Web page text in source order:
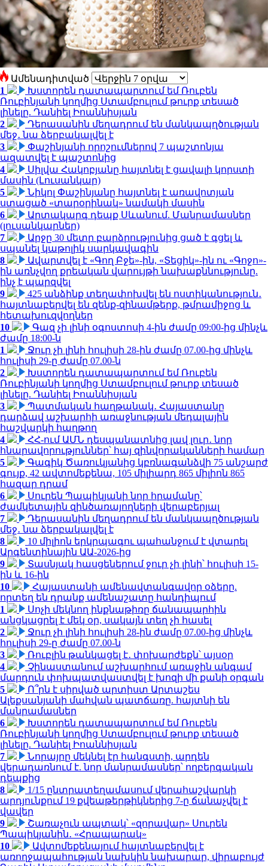
Ամենադիտված
1
Խստորեն դատապարտում եմ Ռուբեն
Ռուբինյանի կողմից Ստամբուլում թուրք տեսած
լինելը. Դանիել Իոաննիսյան
2
Դերասանին մեղադրում են մանկապղծության
մեջ․ նա ձերբակալվել է
3
Փաշինյանի որոշումներով 7 պաշտոնյա
ազատվել է պաշտոնից
4
Սիլվա Հակոբյանը հայտնել է ցավալի կորստի
մասին (Լուսանկար)
5
Նիկոլ Փաշինյանը հայտնել է առավոտյան
ստացած «տարօրինակ» նամակի մասին
6
Արտակարգ դեպք Սևանում. Մանրամասներ
(լուսանկարներ)
7
Արջը 30 մետր բարձրությունից ցած է գցել և
սպանել կաթոլիկ սարկավագին
8
Ավարտվել է «Գող Բջե»-ին, «Տեցիկ»-ին ու «Գոջո»-
ին առնչվող քրեական վարույթի նախաքննությունը.
ինչ է պարզվել
9
425 անձինք տեղափոխվել են ոստիկանություն․
հայտնաբերվել են զենք-զինամթերք, թմրամիջոց և
հետախուզվողներ
10
Գազ չի լինի օգոստոսի 4-ին ժամը 09:00-ից մինչև
ժամը 18:00-ն
1
Ջուր չի լինի հուլիսի 28-ին ժամը 07.00-ից մինչև
հուլիսի 29-ը ժամը 07.00-ն
2
Խստորեն դատապարտում եմ Ռուբեն
Ռուբինյանի կողմից Ստամբուլում թուրք տեսած
լինելը. Դանիել Իոաննիսյան
3
Պատմական հաղթանակ․ Հայաստանը
դարձավ աշխարհի առաջնության մեդալային
հաշվարկի հաղթող
4
ՀՀ-ում ԱՄՆ դեսպանատնից լավ լուր․ նոր
հնարավորություններ՝ հայ զինվորականների համար
5
Գագիկ Ծառուկյանից կբռնագանձվի 75 անշարժ
գույք, 42 ավտոմեքենա, 105 միլիարդ 865 միլիոն 865
հազար դրամ
6
Սուրեն Պապիկյանի նոր հրամանը՝
ժամկետային զինծառայողների վերաբերյալ
7
Դերասանին մեղադրում են մանկապղծության
մեջ․ նա ձերբակալվել է
8
10 միլիոն երկրպագու պահանջում է վտարել
Արգենտինային ԱԱ-2026-ից
9
Տասնյակ հասցեներում ջուր չի լինի՝ հուլիսի 15-
ին և 16-ին
10
Հայաստանի ամենավտանգավոր օձերը.
որտեղ են դրանք ամենաշատը հանդիպում
1
Սոչի մեկնող ինքնաթիռը ճանապարհին
անցկացրել է մեկ օր, սակայն տեղ չի հասել
2
Ջուր չի լինի հուլիսի 28-ին ժամը 07.00-ից մինչև
հուլիսի 29-ը ժամը 07.00-ն
3
Ռուբլին թանկացել է․ փոխարժեքն՝ այսօր
4
Չինաստանում աշխարհում առաջին անգամ
մարդուն փոխպատվաստվել է խոզի մի քանի օրգան
5
Ո՞րն է սիրված արտիստ Արտաշես
Ալեքսանյանի մահվան պատճառը. հայտնի են
մանրամասներ
6
Խստորեն դատապարտում եմ Ռուբեն
Ռուբինյանի կողմից Ստամբուլում թուրք տեսած
լինելը. Դանիել Իոաննիսյան
7
Նորայրը մեկնել էր հանգստի, արդեն
վերադառնում է. նոր մանրամասներ՝ ողբերգական
դեպքից
8
1/15 ընտրատեղամասում վերահաշվարկի
արդյունքում 19 քվեաթերթիկներից 7-ը ճանաչվել է
վավեր
9
Շառաչուն ապտակ՝ «զորավար» Սուրեն
Պապիկյանին․ «Հրապարակ»
10
Ավտոմեքենայում հայտնաբերվել է
առողջապահության նախկին նախարար, վիրաբույժ